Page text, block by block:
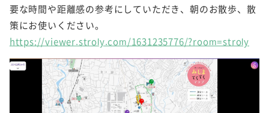
要な時間や距離感の参考にしていただき、朝のお散歩、散
策にお使いください。
https://viewer.stroly.com/1631235776/?room=stroly